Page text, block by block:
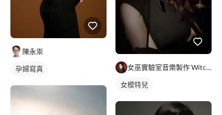
陳永崇
孕婦寫真 女巫實驗室音樂製作 Witch Lab Music
女模特兒